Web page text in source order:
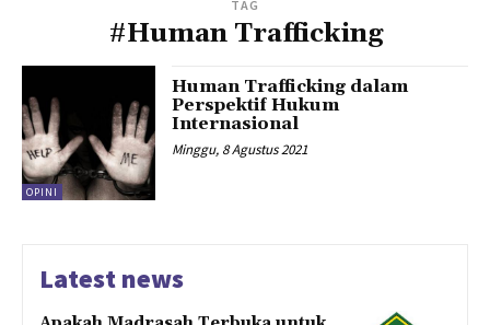
TAG
#Human Trafficking
OPINI
Human Trafficking dalam
Perspektif Hukum
Internasional
Minggu, 8 Agustus 2021
Latest news